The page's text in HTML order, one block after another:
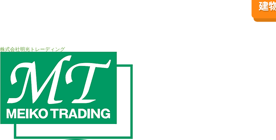
株式会社明光トレーディング